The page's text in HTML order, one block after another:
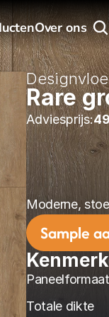
Over ons
Rare
Adviesprijs:
Moderne,
Sample
Paneelformaat
Totale dikte